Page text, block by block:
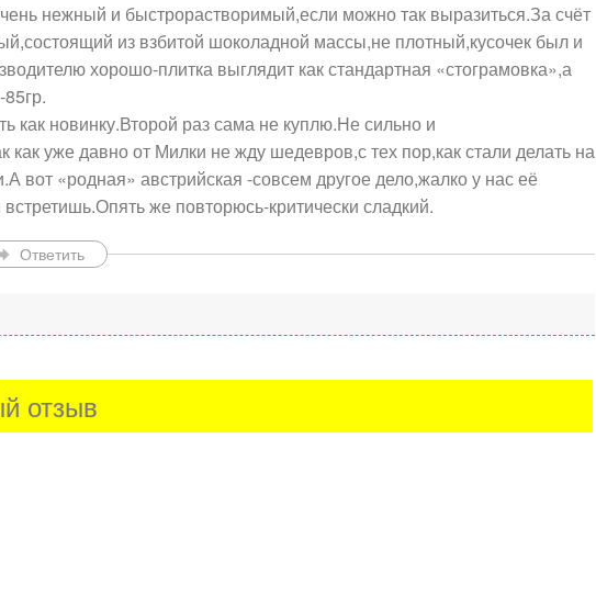
нежный и быстрорастворимый,если можно так выразиться.За счёт
из взбитой шоколадной массы,не плотный,кусочек был и
хорошо-плитка выглядит как стандартная «стограмовка»,а
как новинку.Второй раз сама не куплю.Не сильно и
как уже давно от Милки не жду шедевров,с тех пор,как стали делать на
вот «родная» австрийская -совсем другое дело,жалко у нас её
же повторюсь-критически сладкий.
Ответить
отзыв